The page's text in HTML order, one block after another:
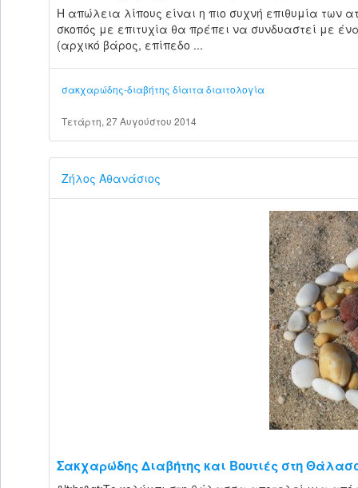
Η απώλεια λίπους είναι η πιο συχνή επιθυμία των
σκοπός με επιτυχία θα πρέπει να συνδυαστεί με
(αρχικό βάρος, επίπεδο ...
σακχαρώδης-διαβήτης δίαιταδιαιτολογία
Τετάρτη, 27 Αυγούστου 2014
Ζήλος Αθανάσιος
Σακχαρώδης Διαβήτης και Βουτιές στη